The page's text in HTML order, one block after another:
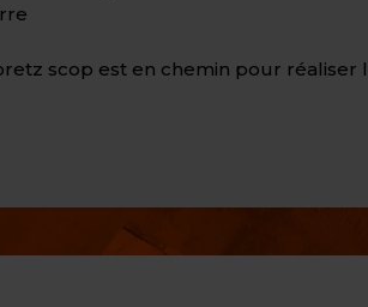
scop est en chemin pour réaliser